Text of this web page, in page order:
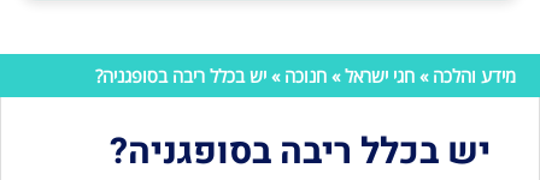
מידע והלכה » חגי ישראל» חנוכה » יש בכלל ריבה בסופגניה?
יש בכלל ריבה בסופגניה?